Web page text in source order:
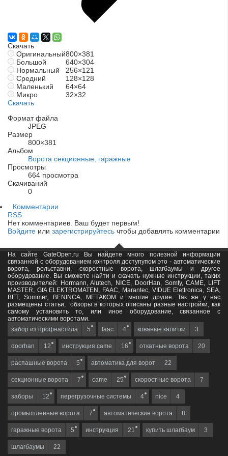
Скачать
Оригинальный800×381
Большой
640×304
Нормальный
256×121
Средний
128×128
Маленький
64×64
Микро
32×32
Скачать
Формат файла
JPEG
Размер
800×381
Альбом
Ворота секционные, гаражные
Просмотры
664 просмотра
Скачиваний
0
Комментарии
RSS
Нет комментариев. Ваш будет первым!
Войдите или зарегистрируйтесь чтобы добавлять комментарии
На сайте GateOpen.ru Вы найдете много полезной информации
связанной с оборудованием контроля доступупом это - автоматические
ворота, рольставни, скоростные ворота, шлагбаумы и другое
оборудование. Вы сможете найти и скачать нужные инструкции, таких
производителей: Hormann, Alutech, NICE, DoorHan, Somfy, САМЕ, LIFT
MASTER, GfA ELEKTROMATEN, FAAC, Marantec, VIDUE Elettronica, SEA,
BFT, Sommer, BENINCA, МЕТАКОМ и многие другие. Так же у нас
размещены статьи, обзоры в которых описаны разные настройки, как
самому установить то, или иное оборудование, связанное с
автоматическими воротами.
забор из профнастила
5 faac 4 кованые калитки 3
doorhan 12 инструкция came 16 откатные ворота 20
распашные ворота 5 автоматика для ворот 22
секционные ворота 7 came 25 скоростные ворота 7
заборы 12 перегрузочные системы 4 nice 4
промышленные ворота 7 автоматические ворота 8
гаражные ворота 5 инструкция 21 купить шлагбаум 3
шлагбаумы 22